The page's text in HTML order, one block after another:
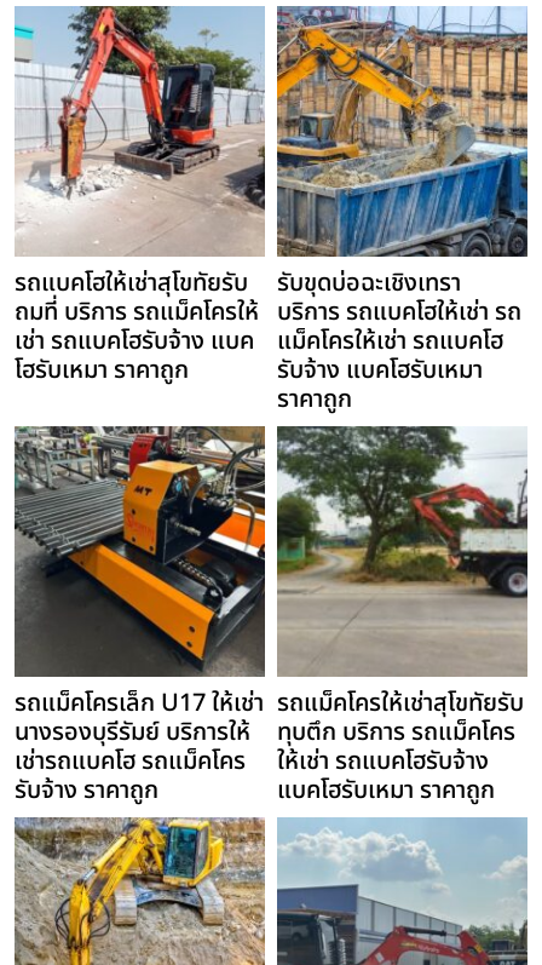
รถแบคโฮให้เช่าสุโขทัยรับ
ถมที่ บริการ รถแม็คโครให้
เช่า รถแบคโฮรับจ้าง แบค
โฮรับเหมา ราคาถูก
รับขุดบ่อฉะเชิงเทรา
บริการ รถแบคโฮให้เช่า รถ
แม็คโครให้เช่า รถแบคโฮ
รับจ้าง แบคโฮรับเหมา
ราคาถูก
รถแม็คโครเล็ก U17 ให้เช่า
นางรองบุรีรัมย์ บริการให้
เช่ารถแบคโฮ รถแม็คโคร
รับจ้าง ราคาถูก
รถแม็คโครให้เช่าสุโขทัยรับ
ทุบตึก บริการ รถแม็คโคร
ให้เช่า รถแบคโฮรับจ้าง
แบคโฮรับเหมา ราคาถูก